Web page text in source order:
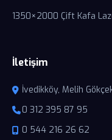
1350×2000 Çift Kafa
İletişim
İvedikköy, Melih
0 312 395 87 95
0 544 216 26 62